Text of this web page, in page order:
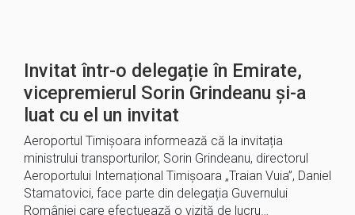
Invitat într-o delegație în Emirate,
vicepremierul Sorin Grindeanu și-a
luat cu el un invitat
Aeroportul Timișoara informează că la invitația
ministrului transporturilor, Sorin Grindeanu, directorul
Aeroportului Internațional Timișoara „Traian Vuia”, Daniel
Stamatovici, face parte din delegația Guvernului
României care efectuează o vizită de lucru…